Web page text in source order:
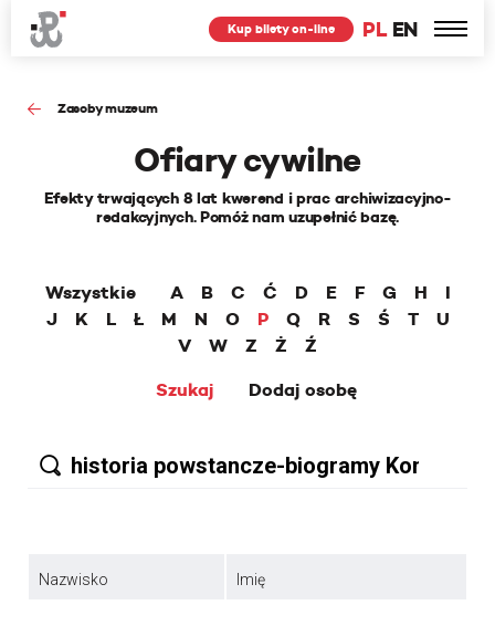
PL EN
Kup bilety on-line
Zasoby muzeum
Ofiary cywilne
Efekty trwających 8 lat kwerend i prac archiwizacyjno-
redakcyjnych. Pomóż nam uzupełnić bazę.
Wszystkie A B C Ć D E F G H
I
J
K L Ł M N O P Q R S Ś T
U
V
W Z Ż
Ź
Szukaj
Dodaj osobę
Nazwisko Imię